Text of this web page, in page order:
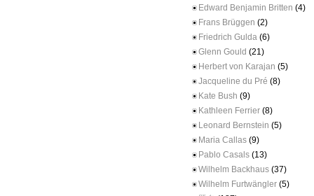
Edward Benjamin Britten (4)
Frans Brüggen (2)
Friedrich Gulda (6)
Glenn Gould (21)
Herbert von Karajan (5)
Jacqueline du Pré (8)
Kate Bush (9)
Kathleen Ferrier (8)
Leonard Bernstein (5)
Maria Callas (9)
Pablo Casals (13)
Wilhelm Backhaus (37)
Wilhelm Furtwängler (5)